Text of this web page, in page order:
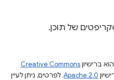
של תוכן.
ברישיוןCreative Commons
Apache 2.0. לפרטים, ניתן לעיין